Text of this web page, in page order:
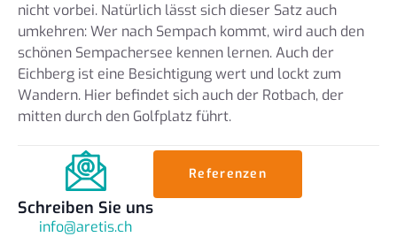
nicht vorbei. Natürlich lässt sich dieser Satz auch
umkehren: Wer nach Sempach kommt, wird auch den
schönen Sempachersee kennen lernen. Auch der
Eichberg ist eine Besichtigung wert und lockt zum
Wandern. Hier befindet sich auch der Rotbach, der
mitten durch den Golfplatz führt.
Schreiben Sie uns
info@aretis.ch
Referenzen